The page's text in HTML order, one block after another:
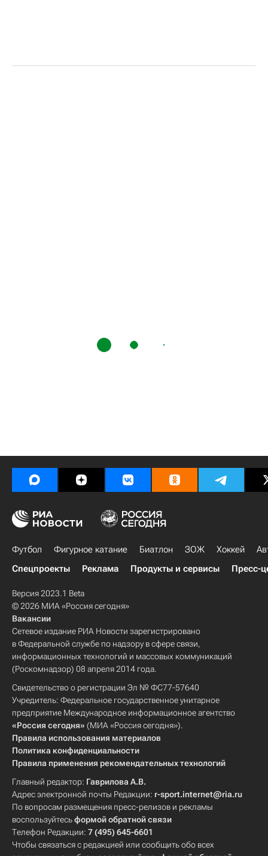
Футбол Фигурное катание Биатлон ЗОЖ Хоккей
Спецпроекты
Реклама Продукты и сервисы Пресс-
Версия 2023.1 Beta
© 2026 МИА «Россия сегодня»
Вакансии
Сетевое издание РИА Новости зарегистрировано
в Федеральной службе по надзору в сфере связи,
информационных технологий и массовых коммуникаций
(Роскомнадзор) 08 апреля 2014 года.
Свидетельство о регистрации Эл № ФС77-57640
Учредитель: Федеральное государственное унитарное
предприятие Международное информационное агентство
«Россия сегодня» (МИА «Россия сегодня»).
Правила использования материалов
Политика конфиденциальности
Правила применения рекомендательных технологий
Главный редактор: Гаврилова А.В.
Адрес электронной почты Редакции: r-sport.internet@ria.ru
По вопросам размещения пресс-релизов и рекламы
воспользуйтесьформой обратной связи
Телефон Редакции: 7 (495) 645-6601
Чтобы связаться с редакцией или сообщить обо всех